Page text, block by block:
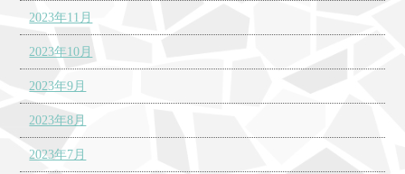
2023年11月
2023年10月
2023年9月
2023年8月
2023年7月